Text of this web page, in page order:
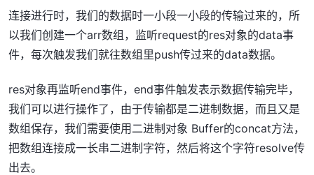
连接进行时，我们的数据时一小段一小段的传输过来的，所
以我们创建一个arr数组，监听request的res对象的data事
件，每次触发我们就往数组里push传过来的data数据。
res对象再监听end事件，end事件触发表示数据传输完毕，
我们可以进行操作了，由于传输都是二进制数据，而且又是
数组保存，我们需要使用二进制对象 Buffer的concat方法，
把数组连接成一长串二进制字符，然后将这个字符resolve传
出去。